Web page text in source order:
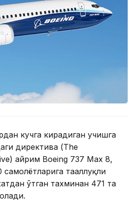
кучга кирадиган учишга
директива (The
айрим Boeing 737 Max 8,
тааллуқли
ўтган тахминан 471 та